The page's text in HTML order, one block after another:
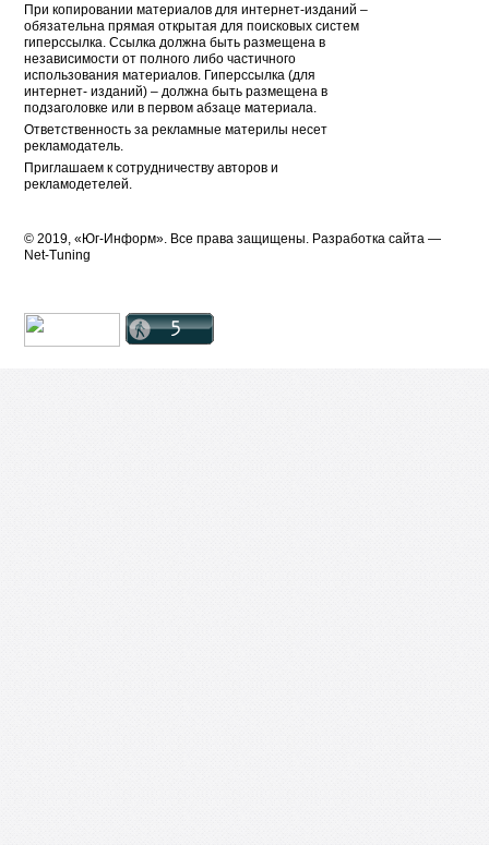
При копировании материалов для интернет-изданий –
обязательна прямая открытая для поисковых систем
гиперссылка. Ссылка должна быть размещена в
независимости от полного либо частичного
использования материалов. Гиперссылка (для
интернет- изданий) – должна быть размещена в
подзаголовке или в первом абзаце материала.
Ответственность за рекламные материлы несет
рекламодатель.
Приглашаем к сотрудничеству авторов и
рекламодетелей.
© 2019, «Юг-Информ». Все права защищены. Разработка cайта —
Net-Tuning